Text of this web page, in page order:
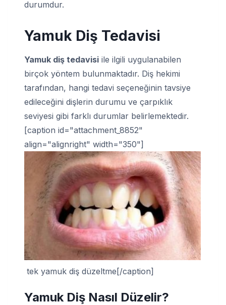
durumdur.
Yamuk Diş Tedavisi
Yamuk diş tedavisi ile ilgili uygulanabilen
birçok yöntem bulunmaktadır. Diş hekimi
tarafından, hangi tedavi seçeneğinin tavsiye
edileceğini dişlerin durumu ve çarpıklık
seviyesi gibi farklı durumlar belirlemektedir.
[caption id="attachment_8852"
align="alignright" width="350"]
tek yamuk diş düzeltme[/caption]
Yamuk Diş Nasıl Düzelir?